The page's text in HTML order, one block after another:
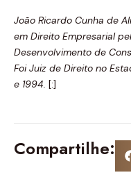
João Ricardo Cunha de
em Direito Empresarial
Desenvolvimento de
Foi Juiz de Direito no
e 1994. [:]
Compartilhe: